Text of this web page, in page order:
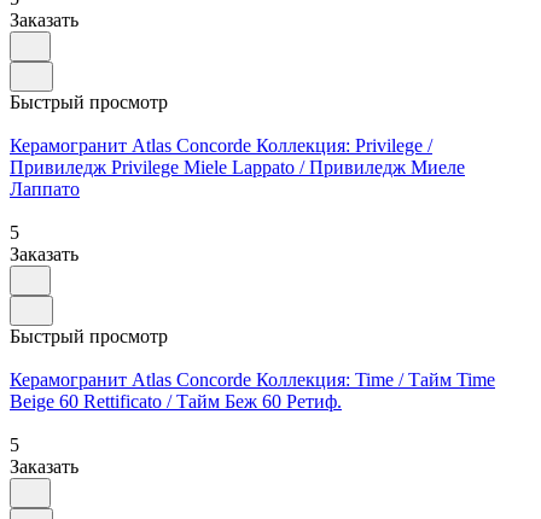
Заказать
Быстрый просмотр
Керамогранит Atlas Concorde Коллекция: Privilege /
Привиледж Privilege Miele Lappato / Привиледж Миеле
Лаппато
5
Заказать
Быстрый просмотр
Керамогранит Atlas Concorde Коллекция: Time / Тайм Time
Beige 60 Rettificato / Тайм Беж 60 Ретиф.
5
Заказать